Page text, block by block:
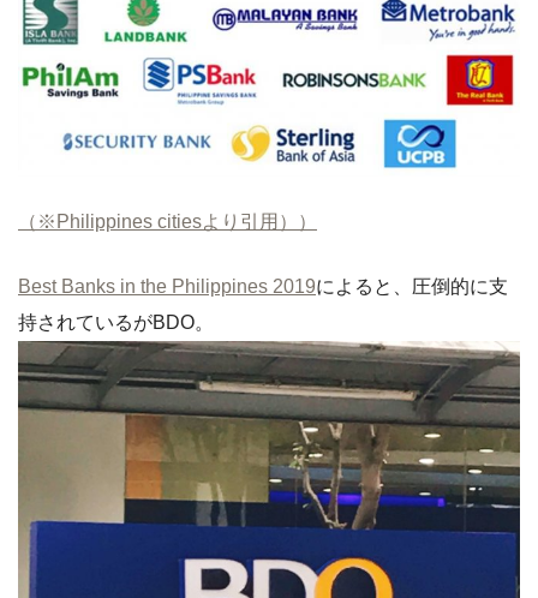
（※Philippines citiesより引用））
Best Banks in the Philippines 2019によると、圧倒的に支
持されているがBDO。